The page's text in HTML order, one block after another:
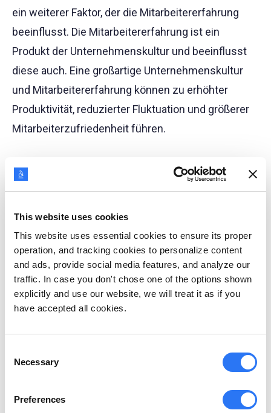
This website uses cookies
This website uses essential cookies to ensure its proper
operation, and tracking cookies to personalize content
and ads, provide social media features, and analyze our
traffic. In case you don't chose one of the options shown
explicitly and use our website, we will treat it as if you
have accepted all cookies.
Selection
Necessary
Preferences
ein weiterer Faktor, der die Mitarbeitererfahrung
beeinflusst. Die Mitarbeitererfahrung ist ein
Produkt der Unternehmenskultur und beeinflusst
diese auch. Eine großartige Unternehmenskultur
und Mitarbeitererfahrung können zu erhöhter
Produktivität, reduzierter Fluktuation und größerer
Mitarbeiterzufriedenheit führen.
Unternehmenskultur und Mitarbeitererfahrung bei.
Bewerbung bei einer Organisation berücksichtigt.
Die Organisationskultur ist auch ein bestimmender
Faktor, wenn es darum geht, die richtigen
Kundengruppen eines Unternehmens anzuziehen.
Kunden tendieren dazu, sich mehr mit
Organisationen zu identifizieren, die ein gesundes
Arbeitsumfeld fördern und sicherstellen, dass die
Mitarbeiter positive Arbeitserfahrungen machen.
Die Unternehmenskultur spiegelt auch die